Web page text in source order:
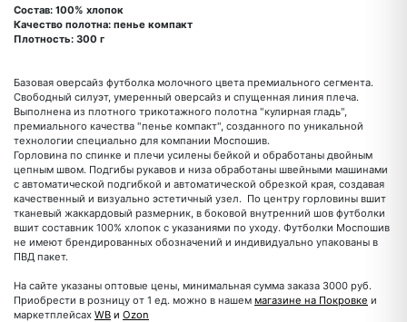
Состав: 100% хлопок
Качество полотна: пенье компакт
Плотность: 300 г
Базовая оверсайз футболка молочного цвета премиального сегмента.
Свободный силуэт, умеренный оверсайз и спущенная линия плеча.
Выполнена из плотного трикотажного полотна "кулирная гладь",
премиального качества "пенье компакт", созданного по уникальной
технологии специально для компании Моспошив.
Горловина по спинке и плечи усилены бейкой и обработаны двойным
цепным швом. Подгибы рукавов и низа обработаны швейными машинами
с автоматической подгибкой и автоматической обрезкой края, создавая
качественный и визуально эстетичный узел. По центру горловины вшит
тканевый жаккардовый размерник, в боковой внутренний шов футболки
вшит составник 100% хлопок с указаниями по уходу. Футболки Моспошив
не имеют брендированных обозначений и индивидуально упакованы в
ПВД пакет.
На сайте указаны оптовые цены, минимальная сумма заказа 3000 руб.
Приобрести в розницу от 1 ед. можно в нашем магазине на Покровке и
маркетплейсах WB и Ozon